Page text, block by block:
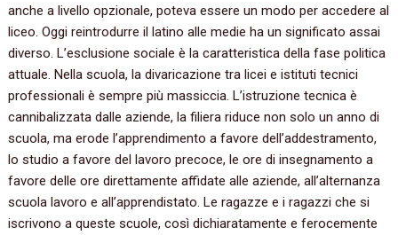
anche a livello opzionale, poteva essere un modo per accedere al
liceo. Oggi reintrodurre il latino alle medie ha un significato assai
diverso. L’esclusione sociale è la caratteristica della fase politica
attuale. Nella scuola, la divaricazione tra licei e istituti tecnici
professionali è sempre più massiccia. L’istruzione tecnica è
cannibalizzata dalle aziende, la filiera riduce non solo un anno di
scuola, ma erode l’apprendimento a favore dell’addestramento,
lo studio a favore del lavoro precoce, le ore di insegnamento a
favore delle ore direttamente affidate alle aziende, all’alternanza
scuola lavoro e all’apprendistato. Le ragazze e i ragazzi che si
iscrivono a queste scuole, così dichiaratamente e ferocemente